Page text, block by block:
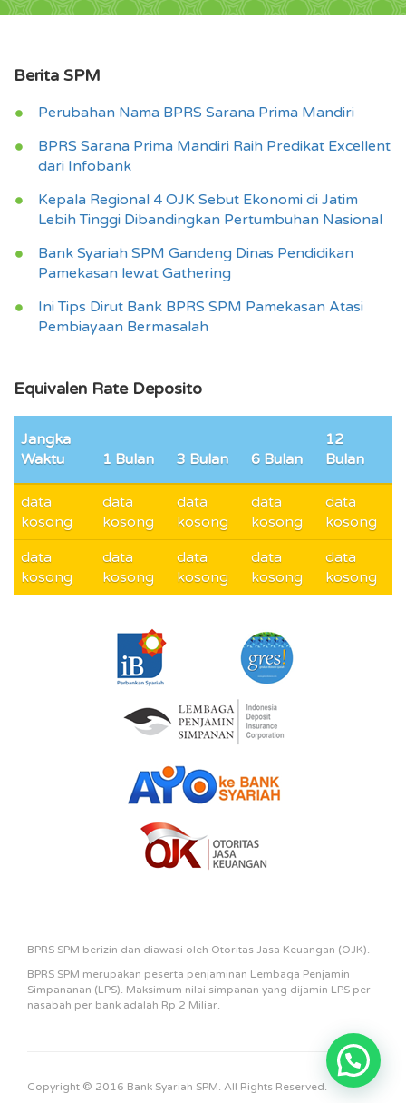
Berita SPM
Perubahan Nama BPRS Sarana Prima Mandiri
BPRS Sarana Prima Mandiri Raih Predikat Excellent
dari Infobank
Kepala Regional 4 OJK Sebut Ekonomi di Jatim
Lebih Tinggi Dibandingkan Pertumbuhan Nasional
Bank Syariah SPM Gandeng Dinas Pendidikan
Pamekasan lewat Gathering
Ini Tips Dirut Bank BPRS SPM Pamekasan Atasi
Pembiayaan Bermasalah
Equivalen Rate Deposito
Jangka
Waktu
1 Bulan 3 Bulan 6 Bulan
12
Bulan
data
kosong
data
kosong
data
kosong
data
kosong
data
kosong
data
kosong
data
kosong
data
kosong
data
kosong
data
kosong
BPRS SPM berizin dan diawasi oleh Otoritas Jasa Keuangan (OJK).
BPRS SPM merupakan peserta penjaminan Lembaga Penjamin
Simpananan (LPS). Maksimum nilai simpanan yang dijamin LPS per
nasabah per bank adalah Rp 2 Miliar.
Copyright © 2016 Bank Syariah SPM. All Rights Reserved.